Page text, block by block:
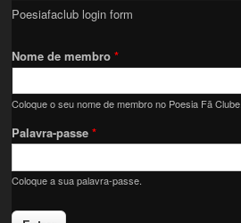
Poesiafaclub login form
Nome de membro*
Coloque o seu nome de membro no Poesia Fã Clube.
Palavra-passe*
Coloque a sua palavra-passe.